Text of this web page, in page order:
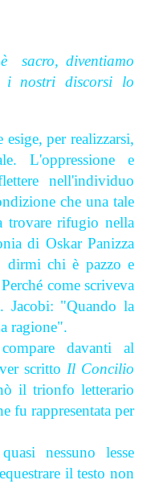
sacro, diventiamo
i nostri discorsi lo
per realizzarsi,
L'oppressione e
nell'individuo
che una tale
trovare rifugio nella
di Oskar Panizza
dirmi chi è pazzo e
come scriveva
Jacobi: "Quando la
ragione".
davanti al
scritto Il Concilio
il trionfo letterario
fu rappresentata per
nessuno lesse
il testo non